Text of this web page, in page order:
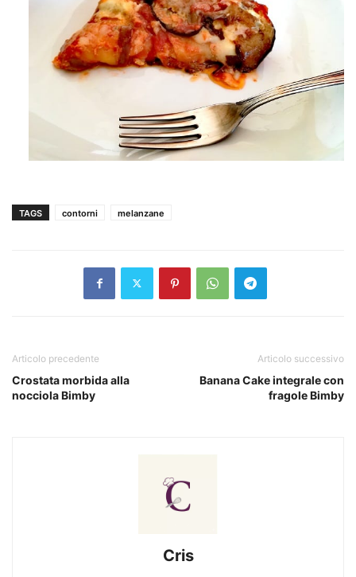
TAGS contorni melanzane
Articolo precedente
Crostata morbida alla
nocciola Bimby
Articolo successivo
Banana Cake integrale con
fragole Bimby
Cris